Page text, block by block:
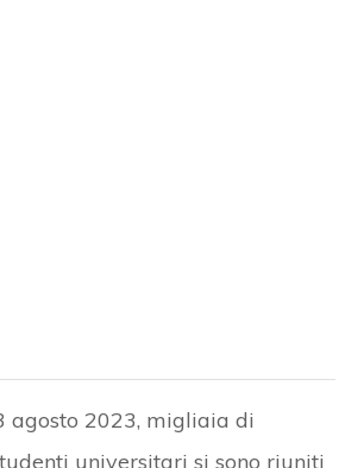
agosto 2023, migliaia di
universitari si sono riuniti